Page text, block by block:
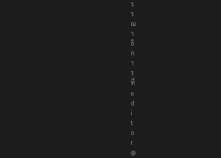
ง
บ
ร
ร
ณ
า
ธิ
ก
า
ร
ที่
e
d
i
t
o